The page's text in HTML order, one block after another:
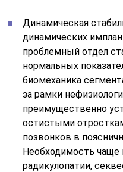
Динамическая
динамических
проблемный отдел
нормальных
биомеханика
за рамки
преимущественно
остистыми
позвонков в
Необходимость чаще
радикулопатии,